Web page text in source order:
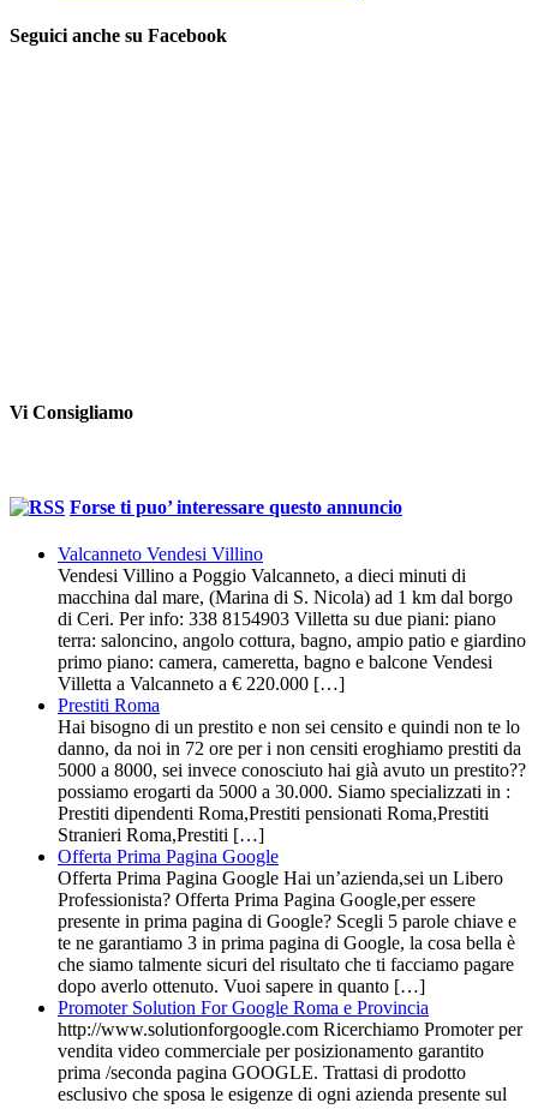
Seguici anche su Facebook
Vi Consigliamo
Forse ti puo’ interessare questo annuncio
Valcanneto Vendesi Villino
Vendesi Villino a Poggio Valcanneto, a dieci minuti di
macchina dal mare, (Marina di S. Nicola) ad 1 km dal borgo
di Ceri. Per info: 338 8154903 Villetta su due piani: piano
terra: saloncino, angolo cottura, bagno, ampio patio e giardino
primo piano: camera, cameretta, bagno e balcone Vendesi
Villetta a Valcanneto a € 220.000 […]
Prestiti Roma
Hai bisogno di un prestito e non sei censito e quindi non te lo
danno, da noi in 72 ore per i non censiti eroghiamo prestiti da
5000 a 8000, sei invece conosciuto hai già avuto un prestito??
possiamo erogarti da 5000 a 30.000. Siamo specializzati in :
Prestiti dipendenti Roma,Prestiti pensionati Roma,Prestiti
Stranieri Roma,Prestiti […]
Offerta Prima Pagina Google
Offerta Prima Pagina Google Hai un’azienda,sei un Libero
Professionista? Offerta Prima Pagina Google,per essere
presente in prima pagina di Google? Scegli 5 parole chiave e
te ne garantiamo 3 in prima pagina di Google, la cosa bella è
che siamo talmente sicuri del risultato che ti facciamo pagare
dopo averlo ottenuto. Vuoi sapere in quanto […]
Promoter Solution For Google Roma e Provincia
http://www.solutionforgoogle.com Ricerchiamo Promoter per
vendita video commerciale per posizionamento garantito
prima /seconda pagina GOOGLE. Trattasi di prodotto
esclusivo che sposa le esigenze di ogni azienda presente sul